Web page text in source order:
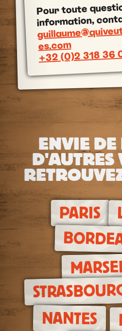
Pour toute
information,
es.com
+32 (0)2 318 36
ENVIE DE
D'AUTRES
PARIS
NANTES